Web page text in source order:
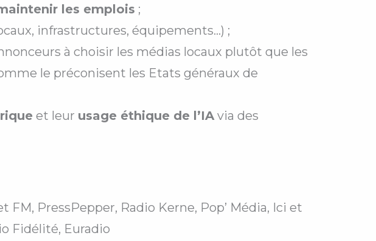
les emplois ;
infrastructures, équipements…) ;
à choisir les médias locaux plutôt que les
le préconisent les Etats généraux de
et leur usage éthique de l’IAvia des
FM, PressPepper, Radio Kerne, Pop’ Média, Ici et
Fidélité, Euradio